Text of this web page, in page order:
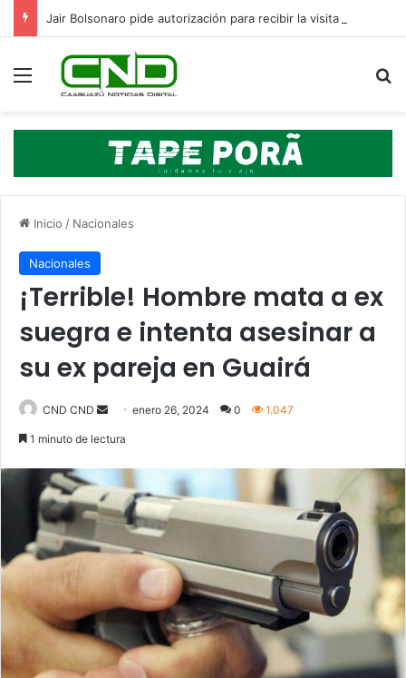
Menú
Inicio / Nacionales
Nacionales
¡Terrible! Hombre mata a ex
suegra e intenta asesinar a
su ex pareja en Guairá
CND CND
Sendenero 26, 2024 0 1.047
1 minuto de lectura